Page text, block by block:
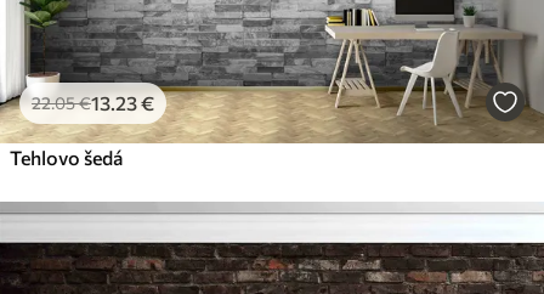
22.05€13 .23€
Tehlovo šedá